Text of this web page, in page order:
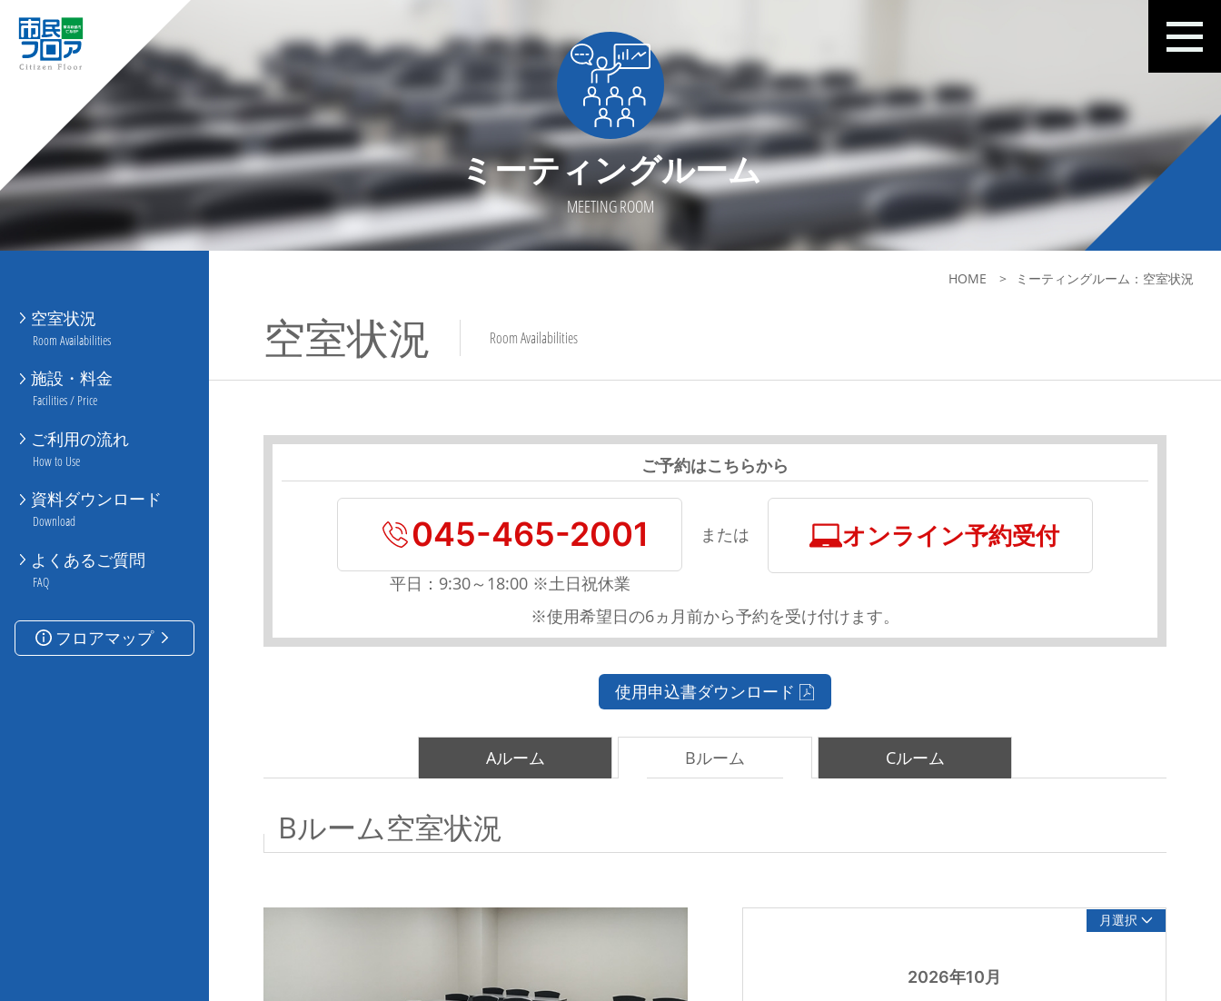
ミーティングルーム
MEETING ROOM
空室状況
Room Availabilities
施設・料金
Facilities / Price
ご利用の流れ
How to Use
資料ダウンロード
Download
よくあるご質問
FAQ
フロアマップ
HOME ミーティングルーム：空室状況
空室状況 Room Availabilities
ご予約はこちらから
045-465-2001
平日：9:30～18:00 ※土日祝休業
または オンライン予約受付
※使用希望日の6ヵ月前から予約を受け付けます。
使用申込書ダウンロード
Aルーム Bルーム Cルーム
Bルーム空室状況
月選択
2026年10月